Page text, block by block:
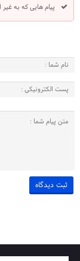
پیام هایی که به